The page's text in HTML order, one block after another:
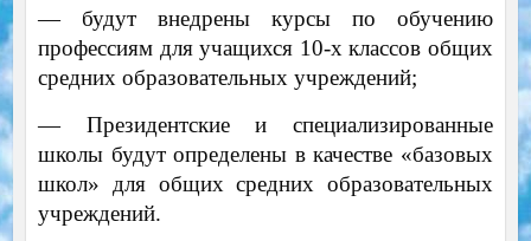
— будут внедрены курсы по обучению
профессиям для учащихся 10-х классов общих
средних образовательных учреждений;
— Президентские и специализированные
школы будут определены в качестве «базовых
школ» для общих средних образовательных
учреждений.